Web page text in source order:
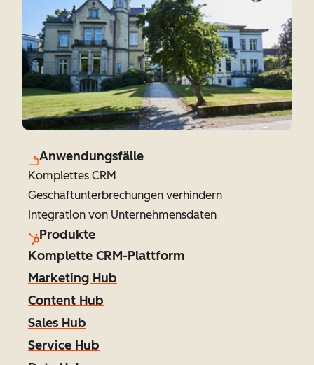
Anwendungsfälle
Komplettes CRM
Geschäftunterbrechungen verhindern
Integration von Unternehmensdaten
Produkte
Komplette CRM-Plattform
Marketing Hub
Content Hub
Sales Hub
Service Hub